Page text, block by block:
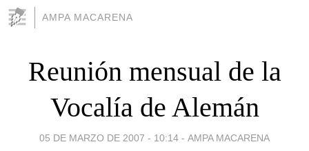
AMPA MACARENA
Reunión mensual de la
Vocalía de Alemán
05 DE MARZO DE 2007 - 10:14 - AMPA MACARENA